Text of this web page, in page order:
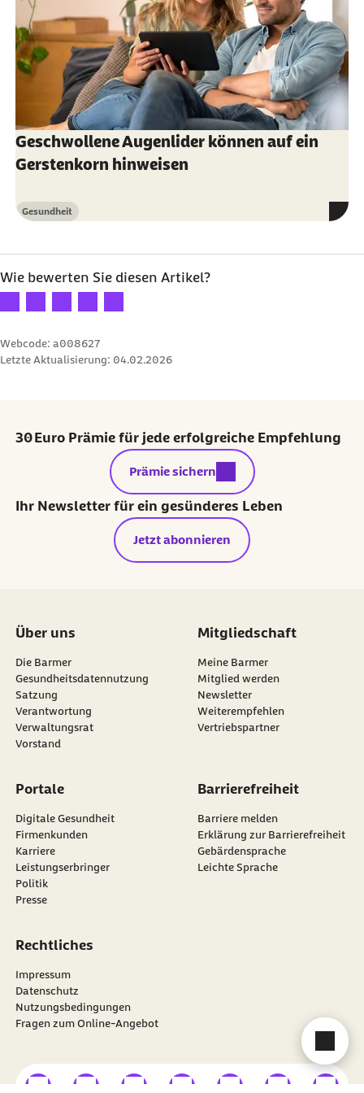
Geschwollene Augenlider können auf ein
Gerstenkorn hinweisen
Kategorie
Gesundheit
Wie bewerten Sie diesen Artikel?
Ihre Bewertung: 1 Stern
Ihre Bewertung: 2 Sterne
Ihre Bewertung: 3 Sterne
Ihre Bewertung: 4 Sterne
Ihre Bewertung: 5 Sterne
Webcode: a008627
Letzte Aktualisierung: 04.02.2026
30 Euro Prämie für jede erfolgreiche Empfehlung
externer Link:
Prämie sichern
Ihr Newsletter für ein gesünderes Leben
Jetzt abonnieren
Über uns
Die Barmer
Gesundheitsdatennutzung
Satzung
Verantwortung
Verwaltungsrat
Vorstand
Mitgliedschaft
Meine Barmer
Mitglied werden
Newsletter
externer Link:
Weiterempfehlen
Vertriebspartner
Portale
Digitale Gesundheit
Firmenkunden
Karriere
Leistungserbringer
Politik
Presse
Barrierefreiheit
Barriere melden
Erklärung zur Barrierefreiheit
Gebärdensprache
Leichte Sprache
Rechtliches
Impressum
Datenschutz
Nutzungsbedingungen
Fragen zum Online-Angebot
externer Linkexterner Linkexterner Linkexterner Linkexterner Linkexterner Link